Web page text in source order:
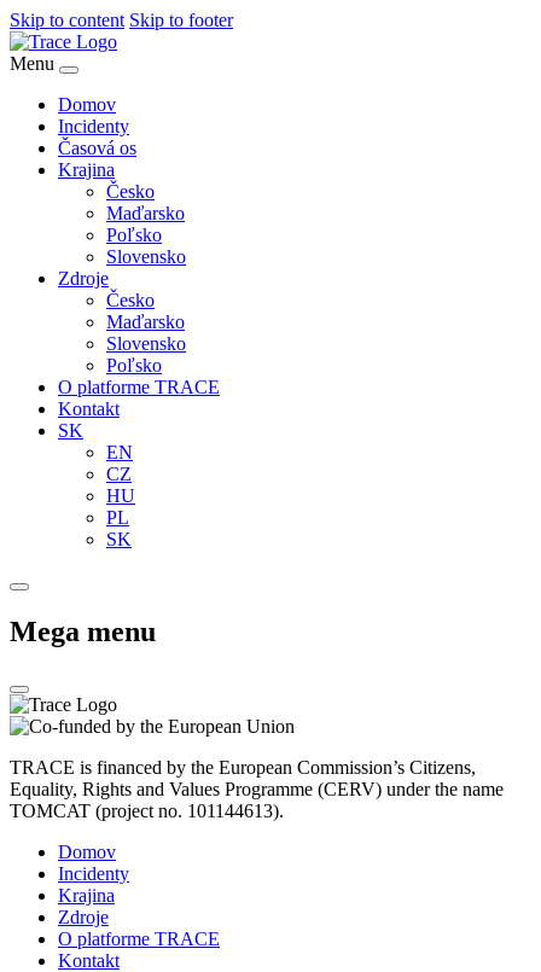
Skip to content Skip to footer
Menu
Domov
Incidenty
Časová os
Krajina
Česko
Maďarsko
Poľsko
Slovensko
Zdroje
Česko
Maďarsko
Slovensko
Poľsko
O platforme TRACE
Kontakt
SK
EN
CZ
HU
PL
SK
Mega menu
TRACE is financed by the European Commission’s Citizens,
Equality, Rights and Values Programme (CERV) under the name
TOMCAT (project no. 101144613).
Domov
Incidenty
Krajina
Zdroje
O platforme TRACE
Kontakt